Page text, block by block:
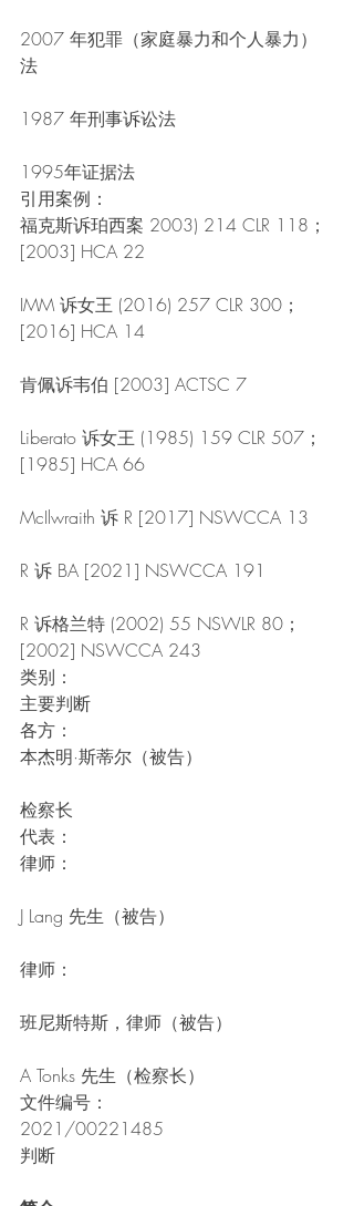
2007 年犯罪（家庭暴力和个人暴力）
法
1987 年刑事诉讼法
1995年证据法
引用案例：
福克斯诉珀西案 2003) 214 CLR 118；
[2003] HCA 22
IMM 诉女王 (2016) 257 CLR 300；
[2016] HCA 14
肯佩诉韦伯 [2003] ACTSC 7
Liberato 诉女王 (1985) 159 CLR 507；
[1985] HCA 66
McIlwraith 诉 R [2017] NSWCCA 13
R 诉 BA [2021] NSWCCA 191
R 诉格兰特 (2002) 55 NSWLR 80；
[2002] NSWCCA 243
类别：
主要判断
各方：
本杰明·斯蒂尔（被告）
检察长
代表：
律师：
J Lang 先生（被告）
律师：
班尼斯特斯，律师（被告）
A Tonks 先生（检察长）
文件编号：
2021/00221485
判断